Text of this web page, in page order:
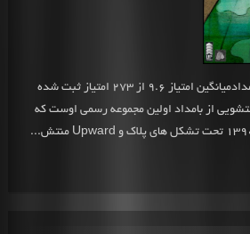
مجموعه در دستشویی از بامدادمیانگین امتیاز 9.6 از 273 امتیاز ثبت شده
از بامداد اولین مجموعه رسمی اوست که